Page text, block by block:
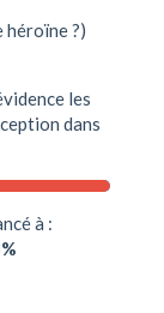
héroïne ?)
les
dans
à :